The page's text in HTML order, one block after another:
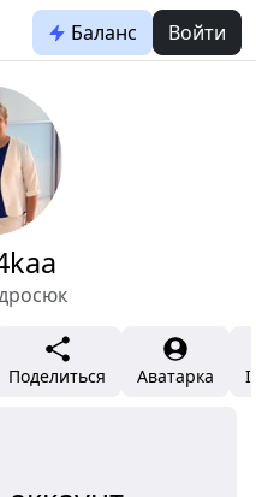
Баланс Войти
Поделиться Аватарка